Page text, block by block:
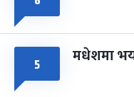
५ मधेशमा